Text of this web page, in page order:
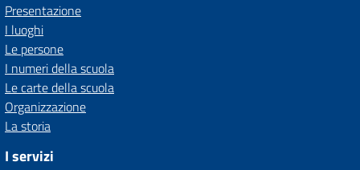
Presentazione
I luoghi
Le persone
I numeri della scuola
Le carte della scuola
Organizzazione
La storia
I servizi